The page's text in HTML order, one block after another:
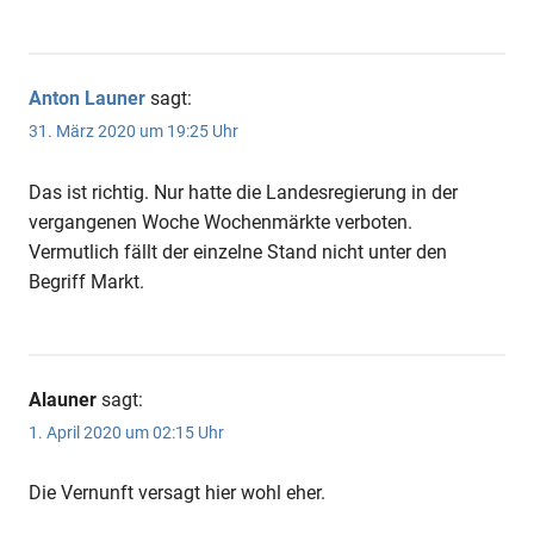
Anton Launer sagt:
31. März 2020 um 19:25 Uhr
Das ist richtig. Nur hatte die Landesregierung in der
vergangenen Woche Wochenmärkte verboten.
Vermutlich fällt der einzelne Stand nicht unter den
Begriff Markt.
Alauner sagt:
1. April 2020 um 02:15 Uhr
Die Vernunft versagt hier wohl eher.